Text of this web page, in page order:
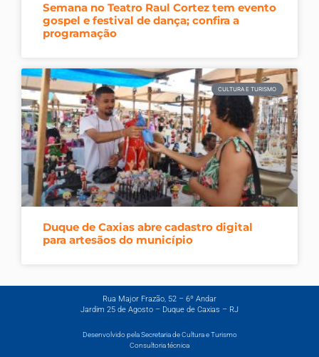
Semana no Teatro Raul Cortez tem evento
gospel e festival de dança; confira a
programação
CULTURA E TURISMO
Duque de Caxias abre cadastro digital
para artesãos do município
Rua Major Frazão, 52 – 6º Andar
Jardim 25 de Agosto – Duque de Caxias – RJ
Desenvolvido pela Secretaria de Cultura e Turismo
Consultoria técnica